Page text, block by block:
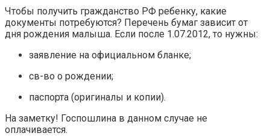
Чтобы получить гражданство РФ ребенку, какие
документы потребуются? Перечень бумаг зависит от
дня рождения малыша. Если после 1.07.2012, то нужны:
заявление на официальном бланке;
св-во о рождении;
паспорта (оригиналы и копии).
На заметку! Госпошлина в данном случае не
оплачивается.